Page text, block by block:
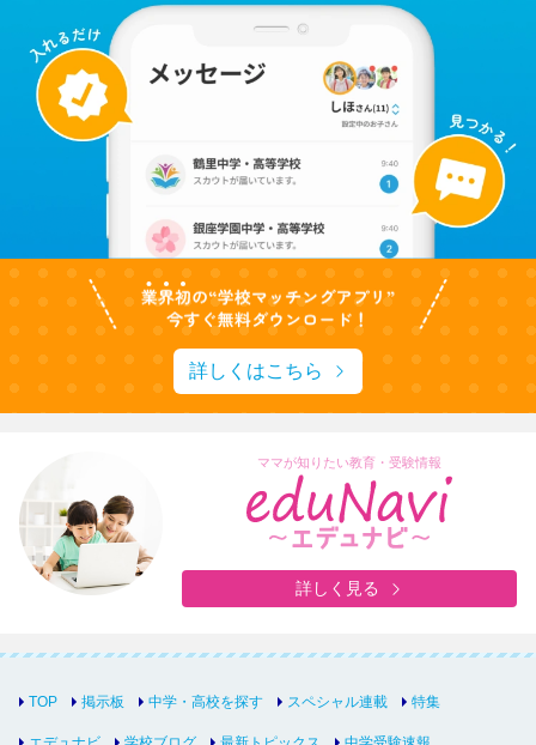
詳しくはこちら
ママが知りたい教育・受験情報
詳しく見る
TOP 掲示板 中学・高校を探す スペシャル連載 特集